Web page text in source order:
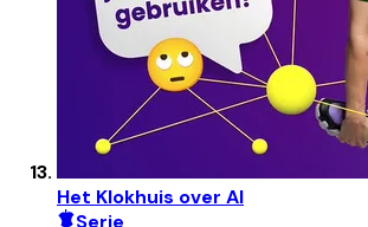
Het Klokhuis over AI
Serie